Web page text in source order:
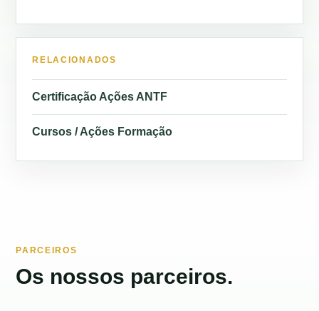
RELACIONADOS
Certificação Ações ANTF
Cursos / Ações Formação
PARCEIROS
Os nossos parceiros.